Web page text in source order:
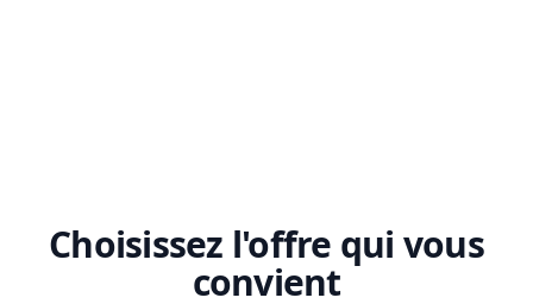
Choisissez l'offre qui vous
convient